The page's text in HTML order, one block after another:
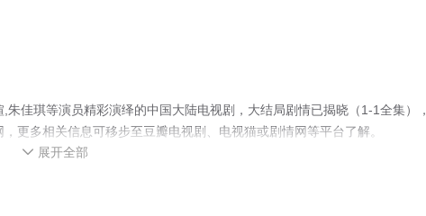
佳琪等演员精彩演绎的中国大陆电视剧，大结局剧情已揭晓（1-1全集），
更多相关信息可移步至豆瓣电视剧、电视猫或剧情网等平台了解。
 展开全部